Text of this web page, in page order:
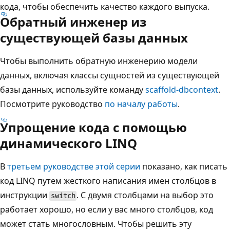
кода, чтобы обеспечить качество каждого выпуска.
Обратный инженер из
существующей базы данных
Чтобы выполнить обратную инженерию модели
данных, включая классы сущностей из существующей
базы данных, используйте командуscaffold-dbcontext.
Посмотрите руководство по началу работы.
Упрощение кода с помощью
динамического LINQ
Втретьем руководстве этой серии показано, как писать
код LINQ путем жесткого написания имен столбцов в
инструкции switch . С двумя столбцами на выбор это
работает хорошо, но если у вас много столбцов, код
может стать многословным. Чтобы решить эту